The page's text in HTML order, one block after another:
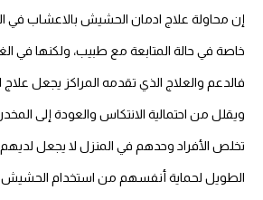
إن محاولة علاج ادمان الحشيش بالاعشاب في
خاصة في حالة المتابعة مع طبيب، ولكنها في
فالدعم والعلاج الذي تقدمه المراكز يجعل
ويقلل من احتمالية الانتكاس والعودة إلى
تخلص الأفراد وحدهم في المنزل لا يجعل
الطويل لحماية أنفسهم من استخدام الحشيش